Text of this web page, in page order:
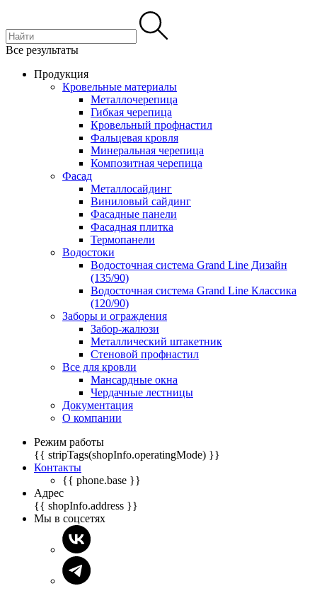
Все результаты
Продукция
Кровельные материалы
Металлочерепица
Гибкая черепица
Кровельный профнастил
Фальцевая кровля
Минеральная черепица
Композитная черепица
Фасад
Металлосайдинг
Виниловый сайдинг
Фасадные панели
Фасадная плитка
Термопанели
Водостоки
Водосточная система Grand Line Дизайн
(135/90)
Водосточная система Grand Line Классика
(120/90)
Заборы и ограждения
Забор-жалюзи
Металлический штакетник
Стеновой профнастил
Все для кровли
Мансардные окна
Чердачные лестницы
Документация
О компании
Режим работы
{{ stripTags(shopInfo.operatingMode) }}
Контакты
{{ phone.base }}
Адрес
{{ shopInfo.address }}
Мы в соцсетях